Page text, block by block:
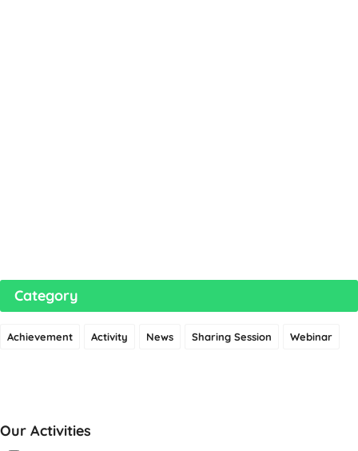
Category
Achievement Activity News Sharing Session Webinar
Our Activities